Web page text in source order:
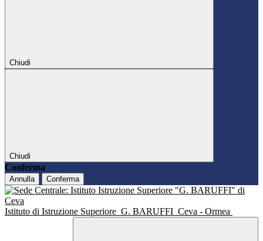
Chiudi
Chiudi
Conferma
Annulla Conferma
Istituto di Istruzione Superiore G. BARUFFI Ceva - Ormea